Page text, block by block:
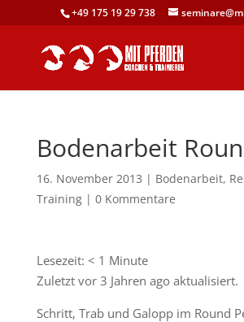
+49 175 19 29 738
Bodenarbeit
16. November 2013 | Bodenarbeit,
Training| 0 Kommentare
Lesezeit: < 1 Minute
Zuletzt vor 3 Jahren ago aktualisiert.
Schritt, Trab und Galopp im Round